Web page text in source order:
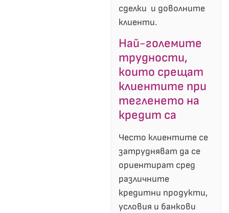
сделки и доволните
клиенти.
Най-големите
трудности,
които срещат
клиентите при
тегленето на
кредит са
Често клиентите се
затрудняват да се
ориентират сред
различните
кредитни продукти,
условия и банкови